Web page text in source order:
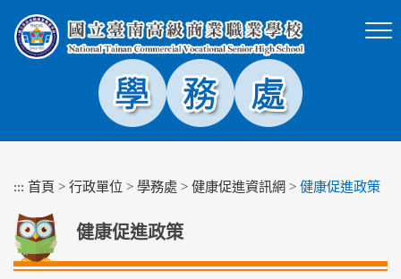
塊
::: 首頁 > 行政單位 > 學務處 > 健康促進資訊網 > 健康促進政策
健康促進政策